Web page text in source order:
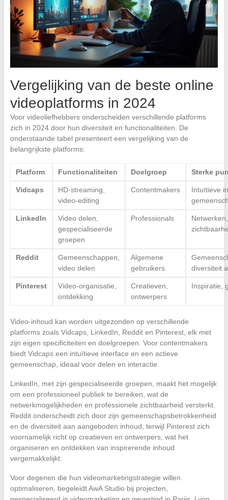
Vergelijking van de beste online
videoplatforms in 2024
Voor videoliefhebbers onderscheiden verschillende platforms
zich in 2024 door hun diversiteit en functionaliteiten. De
onderstaande tabel presenteert een vergelijking van de
belangrijkste platforms:
Platform Functionaliteiten Doelgroep Sterke
Vidcaps
HD-streaming,
video-editing
Contentmakers
Intuïtieve
LinkedIn
Video delen,
gespecialiseerde
groepen
Professionals
Reddit
Gemeenschappen,
video delen
Algemene
gebruikers
diversiteit
Pinterest
Video-organisatie,
ontdekking
Creatieven,
ontwerpers
Inspiratie,
Video-inhoud kan worden uitgezonden op verschillende
platforms zoals Vidcaps, LinkedIn, Reddit en Pinterest, elk met
zijn eigen specificiteiten en doelgroepen. Voor contentmakers
biedt Vidcaps een intuïtieve interface en een actieve
gemeenschap, ideaal voor delen en interactie.
LinkedIn, met zijn gespecialiseerde groepen, maakt het mogelijk
om een professioneel publiek te bereiken, wat de
netwerkmogelijkheden en professionele zichtbaarheid versterkt.
Reddit onderscheidt zich door zijn gemeenschapsbetrokkenheid
en de diversiteit aan aangeboden inhoud, terwijl Pinterest zich
voornamelijk richt op creatieven en ontwerpers, wat het
organiseren en ontdekken van inspirerende inhoud
vergemakkelijkt.
Voor degenen die hun videomarketingstrategie willen
optimaliseren, begeleidt AwA Studio bij projecten,